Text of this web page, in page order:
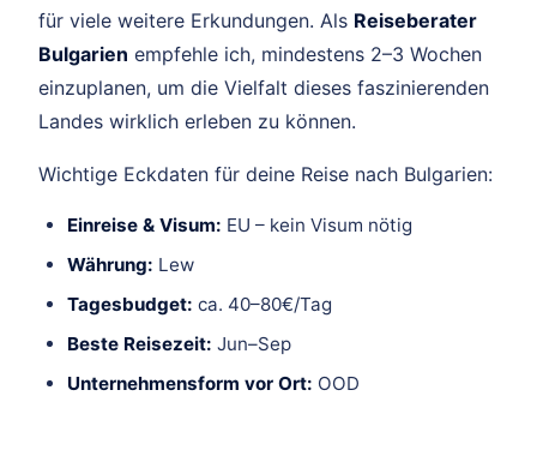
für viele weitere Erkundungen. Als Reiseberater
Bulgarien empfehle ich, mindestens 2–3 Wochen
einzuplanen, um die Vielfalt dieses faszinierenden
Landes wirklich erleben zu können.
Wichtige Eckdaten für deine Reise nach Bulgarien:
Einreise & Visum: EU – kein Visum nötig
Währung: Lew
Tagesbudget: ca. 40–80€/Tag
Beste Reisezeit: Jun–Sep
Unternehmensform vor Ort: OOD